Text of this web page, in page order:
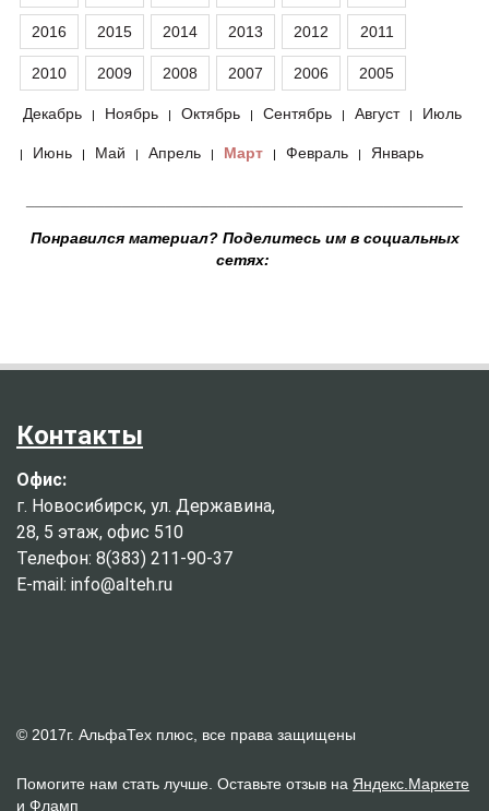
2016 2015 2014 2013 2012 2011
2010 2009 2008 2007 2006 2005
Декабрь | Ноябрь | Октябрь | Сентябрь | Август | Июль
| Июнь | Май | Апрель | Март | Февраль | Январь
Понравился материал? Поделитесь им в социальных
сетях:
Контакты
Офис:
г. Новосибирск, ул. Державина,
28, 5 этаж, офис 510
Телефон: 8(383) 211-90-37
E-mail: info@alteh.ru
© 2017г. АльфаТех плюс, все права защищены
Помогите нам стать лучше. Оставьте отзыв на Яндекс.Маркете
и Фламп